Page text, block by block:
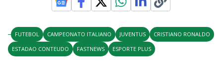
FUTEBOL CAMPEONATO ITALIANO JUVENTUS
CRISTIANO RONALDO
ESTADAO CONTEUDO
FASTNEWS ESPORTE PLUS